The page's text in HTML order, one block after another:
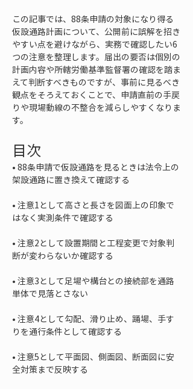
この記事では、88条申請の対象になり得る
仮設通路計画について、公開前に誤解を招き
やすい点を避けながら、実務で確認したい6
つの注意を整理します。届出の要否は個別の
計画内容や所轄労働基準監督署の確認を踏ま
えて判断すべきものですが、事前に見るべき
観点をそろえておくことで、申請直前の手戻
りや現場動線の不整合を減らしやすくなりま
す。
目次
• 88条申請で仮設通路を見るときは法令上の
• 注意1として高さと長さを図面上の印象で
• 注意2として設置期間と工程変更で対象判
• 注意3として足場や構台との接続部を通路
• 注意4として勾配、滑り止め、踊場、手す
• 注意5として平面図、側面図、断面図に安